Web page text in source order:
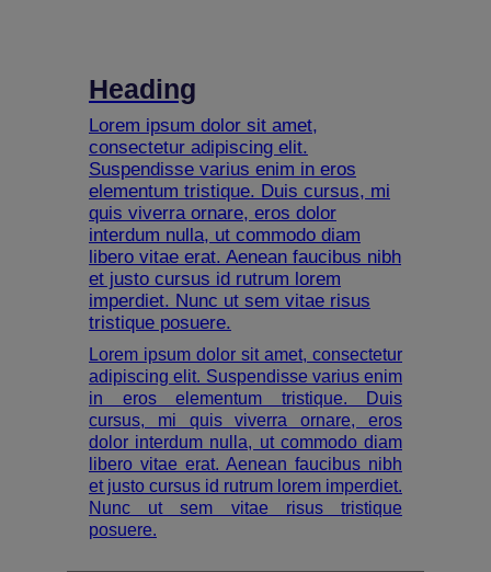
Heading
Lorem ipsum dolor sit amet,
consectetur adipiscing elit.
Suspendisse varius enim in eros
elementum tristique. Duis cursus, mi
quis viverra ornare, eros dolor
interdum nulla, ut commodo diam
libero vitae erat. Aenean faucibus nibh
et justo cursus id rutrum lorem
imperdiet. Nunc ut sem vitae risus
tristique posuere.
Lorem ipsum dolor sit amet, consectetur
adipiscing elit. Suspendisse varius enim
in eros elementum tristique. Duis
cursus, mi quis viverra ornare, eros
dolor interdum nulla, ut commodo diam
libero vitae erat. Aenean faucibus nibh
et justo cursus id rutrum lorem imperdiet.
Nunc ut sem vitae risus tristique
posuere.